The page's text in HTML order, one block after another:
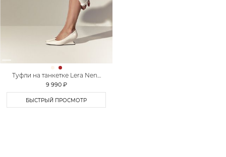
Туфли на танкетке Lera Nena
Unreal
9 990 ₽
БЫСТРЫЙ ПРОСМОТР